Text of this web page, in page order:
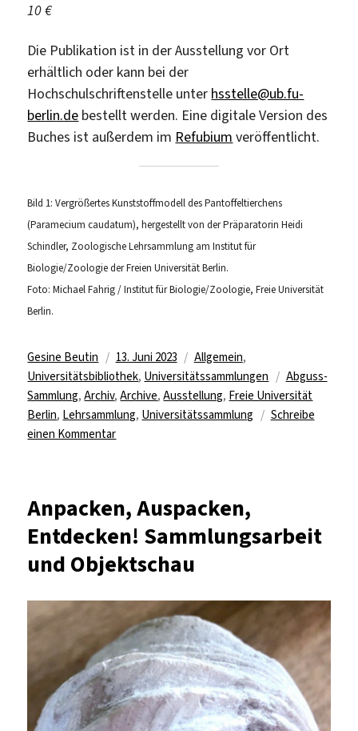
10 €
Die Publikation ist in der Ausstellung vor Ort
erhältlich oder kann bei der
Hochschulschriftenstelle unter hsstelle@ub.fu-
berlin.de bestellt werden. Eine digitale Version des
Buches ist außerdem im Refubium veröffentlicht.
Bild 1: Vergrößertes Kunststoffmodell des Pantoffeltierchens
(Paramecium caudatum), hergestellt von der Präparatorin Heidi
Schindler, Zoologische Lehrsammlung am Institut für
Biologie/Zoologie der Freien Universität Berlin.
Foto: Michael Fahrig / Institut für Biologie/Zoologie, Freie Universität
Berlin.
Autor
Gesine Beutin
Veröffentlicht
am
13. Juni 2023 Kategorien
Allgemein,
Universitätsbibliothek, Universitätssammlungen Schlagwörter
Abguss-
Sammlung,Archiv,Archive,Ausstellung, Freie Universität
Berlin, Lehrsammlung, Universitätssammlung
Schreibe
einen Kommentarzu
die
Haut:
Objekte
wissenschaftlicher
den
Sammlungen
der
Freien
Universität
Berlin
Anpacken, Auspacken,
Entdecken! Sammlungsarbeit
und Objektschau